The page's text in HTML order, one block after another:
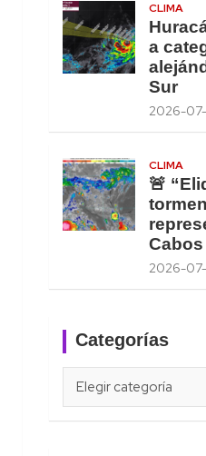
CLIMA
a
Sur
2026-07-
CLIMA
🚨
2026-07-
Categorías